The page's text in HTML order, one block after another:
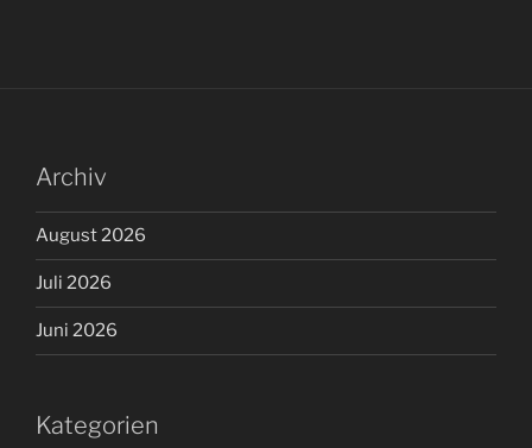
Archiv
August 2026
Juli 2026
Juni 2026
Kategorien